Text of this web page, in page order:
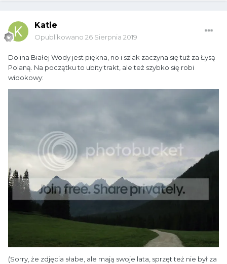
Katie
Opublikowano 26 Sierpnia 2019
Dolina Białej Wody jest piękna, no i szlak zaczyna się tuż za Łysą
Polaną. Na początku to ubity trakt, ale też szybko się robi
widokowy:
(Sorry, że zdjęcia słabe, ale mają swoje lata, sprzęt też nie był za